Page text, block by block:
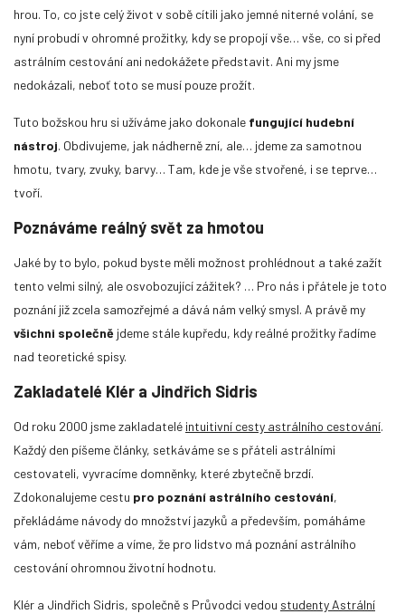
hrou. To, co jste celý život v sobě cítili jako jemné niterné volání, se
nyní probudí v ohromné prožitky, kdy se propojí vše… vše, co si před
astrálním cestování ani nedokážete představit. Ani my jsme
nedokázali, neboť toto se musí pouze prožít.
Tuto božskou hru si užíváme jako dokonale fungující hudební
nástroj. Obdivujeme, jak nádherně zní, ale… jdeme za samotnou
hmotu, tvary, zvuky, barvy… Tam, kde je vše stvořené, i se teprve…
tvoří.
Poznáváme reálný svět za hmotou
Jaké by to bylo, pokud byste měli možnost prohlédnout a také zažít
tento velmi silný, ale osvobozující zážitek? … Pro nás i přátele je toto
poznání již zcela samozřejmé a dává nám velký smysl. A právě my
všichni společně jdeme stále kupředu, kdy reálné prožitky řadíme
nad teoretické spisy.
Zakladatelé Klér a Jindřich Sidris
Od roku 2000 jsme zakladatelé intuitivní cesty astrálního cestování.
Každý den píšeme články, setkáváme se s přáteli astrálními
cestovateli, vyvracíme domněnky, které zbytečně brzdí.
Zdokonalujeme cestu pro poznání astrálního cestování,
překládáme návody do množství jazyků a především, pomáháme
vám, neboť věříme a víme, že pro lidstvo má poznání astrálního
cestování ohromnou životní hodnotu.
Klér a Jindřich Sidris, společně s Průvodci vedou studenty Astrální